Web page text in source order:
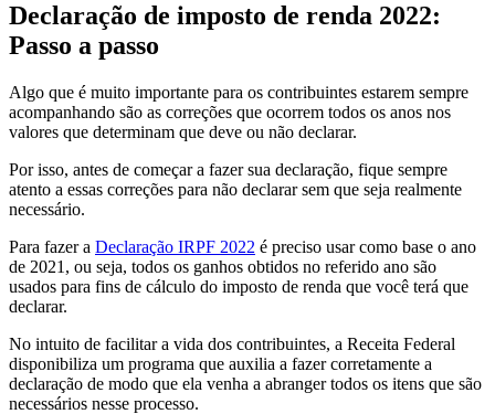
Declaração de imposto de renda 2022:
Passo a passo
Algo que é muito importante para os contribuintes estarem sempre
acompanhando são as correções que ocorrem todos os anos nos
valores que determinam que deve ou não declarar.
Por isso, antes de começar a fazer sua declaração, fique sempre
atento a essas correções para não declarar sem que seja realmente
necessário.
Para fazer a Declaração IRPF 2022 é preciso usar como base o ano
de 2021, ou seja, todos os ganhos obtidos no referido ano são
usados para fins de cálculo do imposto de renda que você terá que
declarar.
No intuito de facilitar a vida dos contribuintes, a Receita Federal
disponibiliza um programa que auxilia a fazer corretamente a
declaração de modo que ela venha a abranger todos os itens que são
necessários nesse processo.